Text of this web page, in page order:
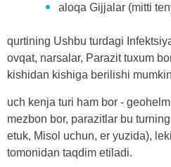
aloqa Gijjalar (mitti
qurtining Ushbu turdagi
ovqat, narsalar, Parazit tuxum
kishidan kishiga berilishi
uch kenja turi ham bor -
mezbon bor, parazitlar bu
etuk, Misol uchun, er yuzida),
tomonidan taqdim etiladi.